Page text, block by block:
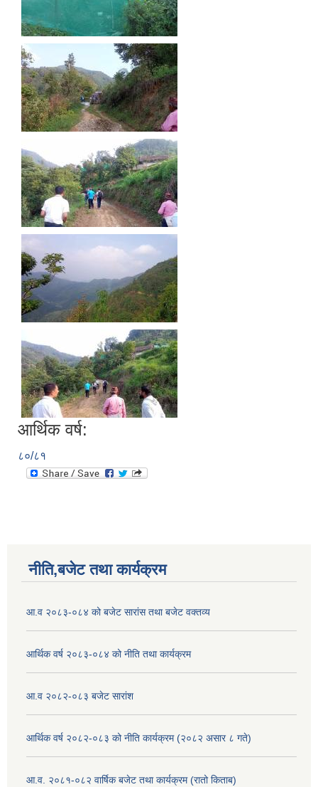
आर्थिक वर्ष:
८०/८१
नीति,बजेट तथा कार्यक्रम
आ.व २०८३-०८४ को बजेट सारांस तथा बजेट वक्तव्य
आर्थिक वर्ष २०८३-०८४ को नीति तथा कार्यक्रम
आ.व २०८२-०८३ बजेट सारांश
आर्थिक वर्ष २०८२-०८३ को नीति कार्यक्रम (२०८२ असार ८ गते)
आ.व. २०८१-०८२ वार्षिक बजेट तथा कार्यक्रम (रातो किताब)